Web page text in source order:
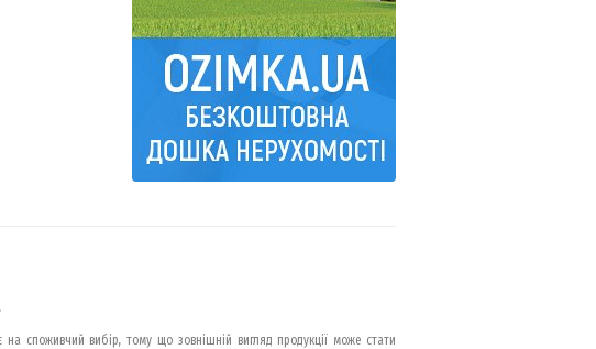
споживчий вибір, тому що зовнішній вигляд продукції може стати